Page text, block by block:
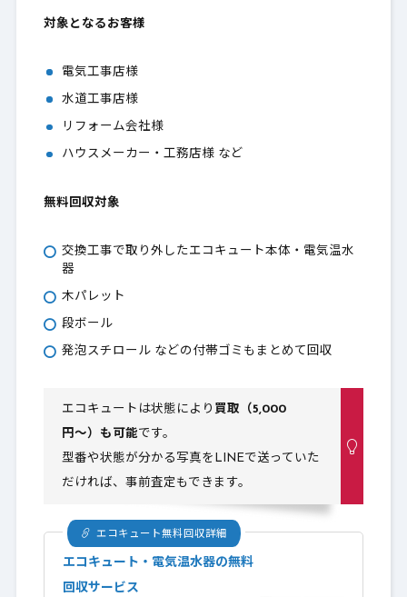
対象となるお客様
電気工事店様
水道工事店様
リフォーム会社様
ハウスメーカー・工務店様 など
無料回収対象
交換工事で取り外したエコキュート本体・電気温水
器
木パレット
段ボール
発泡スチロール などの付帯ゴミもまとめて回収
エコキュートは状態により 買取（5,000
円〜）も可能です。
型番や状態が分かる写真をLINEで送っていた
だければ、事前査定もできます。
エコキュート無料回収詳細
エコキュート・電気温水器の無料
回収サービス